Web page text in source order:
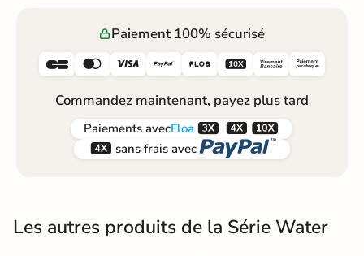
Paiement 100% sécurisé
     
Commandez maintenant, payez plus tard
Paiements avecFloa  
 sans frais avec 
Les autres produits de la Série Water